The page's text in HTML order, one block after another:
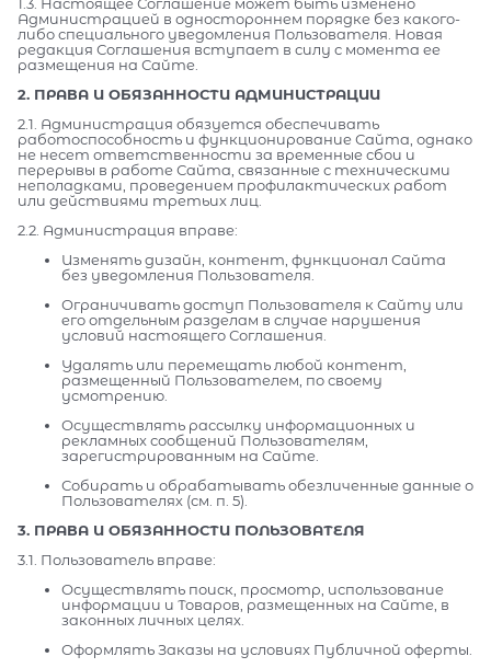
Администрацией в одностороннем порядке без какого-
либо специального уведомления Пользователя. Новая
редакция Соглашения вступает в силу с момента ее
размещения на Сайте.
2. ПРАВА И ОБЯЗАННОСТИ АДМИНИСТРАЦИИ
2.1. Администрация обязуется обеспечивать
работоспособность и функционирование Сайта, однако
не несет ответственности за временные сбои и
перерывы в работе Сайта, связанные с техническими
неполадками, проведением профилактических работ
или действиями третьих лиц.
2.2. Администрация вправе:
Изменять дизайн, контент, функционал Сайта
без уведомления Пользователя.
Ограничивать доступ Пользователя к Сайту или
его отдельным разделам в случае нарушения
условий настоящего Соглашения.
Удалять или перемещать любой контент,
размещенный Пользователем, по своему
усмотрению.
Осуществлять рассылку информационных и
рекламных сообщений Пользователям,
зарегистрированным на Сайте.
Собирать и обрабатывать обезличенные данные о
Пользователях (см. п. 5).
3. ПРАВА И ОБЯЗАННОСТИ ПОЛЬЗОВАТЕЛЯ
3.1. Пользователь вправе:
Осуществлять поиск, просмотр, использование
информации и Товаров, размещенных на Сайте, в
законных личных целях.
Оформлять Заказы на условиях Публичной оферты.